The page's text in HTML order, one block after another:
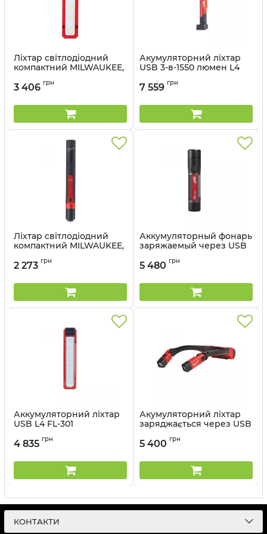
Ліхтар світлодіодний
компактний MILWAUKEE,
живлення АА
3 406 грн
Акумуляторний ліхтар
USB 3-в-1550 люмен L4
Артикул:
7 559 грн
Ліхтар світлодіодний
компактний MILWAUKEE,
живлення ААА
2 273 грн
Аккумуляторный фонарь
заряжаемый через USB
Артикул: 4933479770
5 480 грн
Аккумуляторний ліхтар
USB L4 FL-301
4 835 грн
Акумуляторний ліхтар
заряджається через USB
Артикул: 4933479898
5 400 грн
КОНТАКТИ